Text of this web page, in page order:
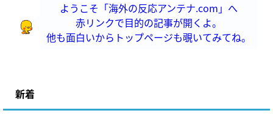
ようこそ「海外の反応アンテナ.com」へ
赤リンクで目的の記事が開くよ。
他も面白いからトップページも覗いてみてね。
新着